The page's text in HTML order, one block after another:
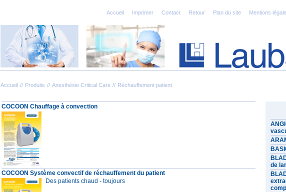
Accueil Imprimer Contact Retour Plan du site Mentions
Accueil Produits Anesthésie Critical Care Réchauffement patient
COCOON Chauffage à convection
COCOON Système convectif de réchauffement du patient
Des patients chaud - toujours
de